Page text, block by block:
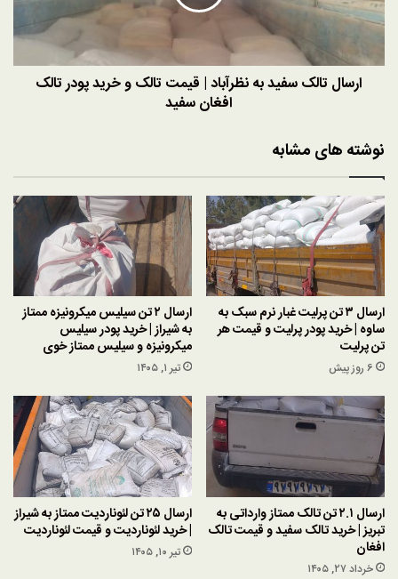
|
قیمت
و
افغان
سفید
ارسال تالک سفید به نظرآباد | قیمت تالک و خرید پودر تالک
افغان سفید
نوشته های مشابه
ارسال ۳ تن پرلیت غبار نرم سبک به
ساوه | خرید پودر پرلیت و قیمت هر
تن پرلیت
6 روز پیش
ارسال ۲ تن سیلیس میکرونیزه ممتاز
به شیراز | خرید پودر سیلیس
میکرونیزه و سیلیس ممتاز خوی
تیر ۱, ۱۴۰۵
ارسال ۲.۱ تن تالک ممتاز وارداتی به
تبریز | خرید تالک سفید و قیمت تالک
افغان
خرداد ۲۷, ۱۴۰۵
ارسال ۲۵ تن لئوناردیت ممتاز به شیراز
| خرید لئوناردیت و قیمت لئوناردیت
تیر ۱۰, ۱۴۰۵